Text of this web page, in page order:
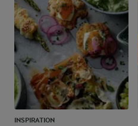
INSPIRATION